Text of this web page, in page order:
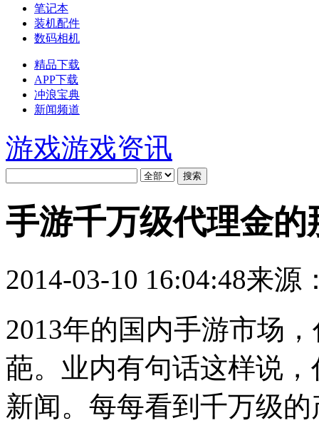
笔记本
装机配件
数码相机
精品下载
APP下载
冲浪宝典
新闻频道
游戏游戏资讯
手游千万级代理金的
2014-03-10 16:04:48来源
2013年的国内手游市场
葩。业内有句话这样说
新闻。每每看到千万级